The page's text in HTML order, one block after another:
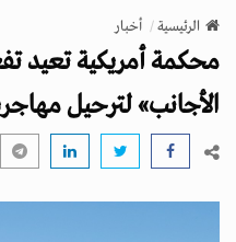
v
g
a
n
الرئيسية أخبار
محكمة أمريكية تعيد
الأجانب» لترحيل